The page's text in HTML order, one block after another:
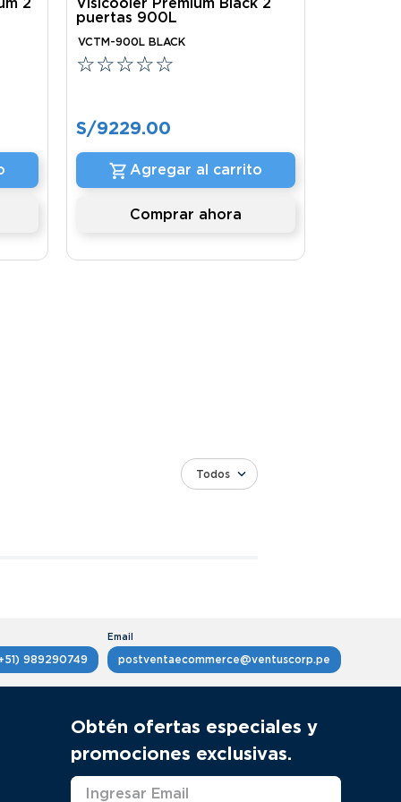
puertas 900L
VCTM-900L BLACK
☆☆☆☆☆
S/9229.00
Agregar al carrito
Comprar ahora
Todos
989290749 postventaecommerce@ventuscorp.pe
Obtén ofertas especiales y
promociones exclusivas.